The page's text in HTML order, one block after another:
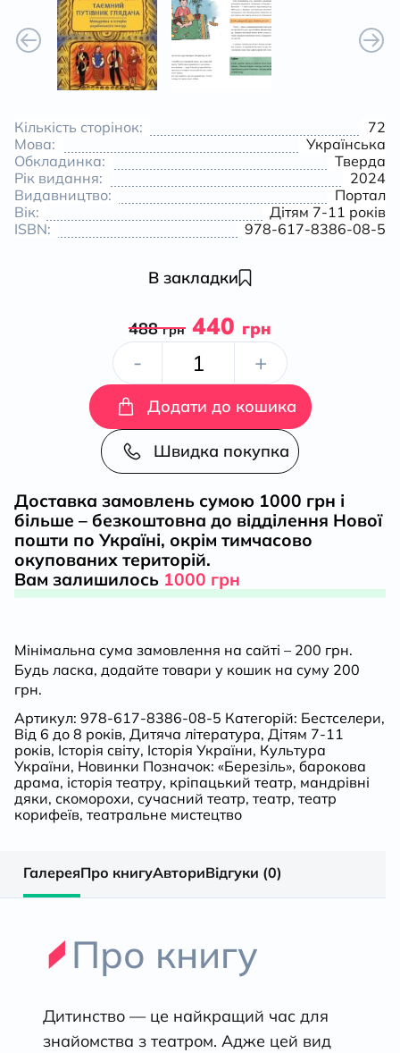
Кількість сторінок:
72
Мова:
Українська
Обкладинка:
Тверда
Рік видання:
2024
Видавництво:
Портал
Вік:
Дітям 7-11 років
ISBN:
978-617-8386-08-5
В закладки
488грн 440 грн
-
Таємний
путівник
глядача.
Мандрівка
в
історію
театру
+
Додати до кошика
Швидка покупка
Доставка замовлень сумою 1000 грн і
більше – безкоштовна до відділення Нової
пошти по Україні, окрім тимчасово
окупованих територій.
Вам залишилось 1000 грн
Мінімальна сума замовлення на сайті – 200 грн.
Будь ласка, додайте товари у кошик на суму 200
грн.
Артикул: 978-617-8386-08-5 Категорій: Бестселери,
Від 6 до 8 років, Дитяча література, Дітям 7-11
років, Історія світу, Історія України, Культура
України, Новинки Позначок: «Березіль», барокова
драма, історія театру, кріпацький театр, мандрівні
дяки, скоморохи, сучасний театр, театр, театр
корифеїв, театральне мистецтво
ГалереяПро книгуАвториВідгуки (0)
Про книгу
Дитинство — це найкращий час для
знайомства з театром. Адже цей вид